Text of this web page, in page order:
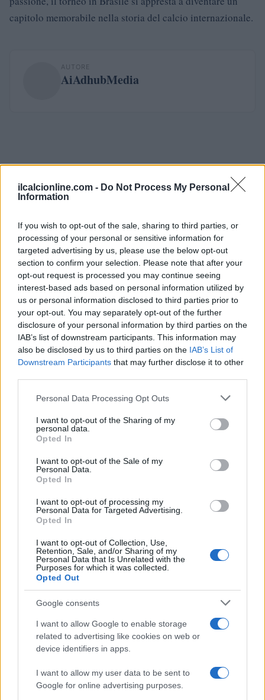
ilcalcionline.com - Do Not Process My Personal
Information
If you wish to opt-out of the sale, sharing to third parties, or
processing of your personal or sensitive information for
targeted advertising by us, please use the below opt-out
section to confirm your selection. Please note that after your
opt-out request is processed you may continue seeing
interest-based ads based on personal information utilized by
us or personal information disclosed to third parties prior to
your opt-out. You may separately opt-out of the further
disclosure of your personal information by third parties on the
IAB’s list of downstream participants. This information may
also be disclosed by us to third parties on the IAB’s List of
Downstream Participants that may further disclose it to other
Please note that this website/app uses one or more Google
not limited to your visit or usage behaviour. You may click to
grant or deny consent to Google and its third-party tags to
use your data for below specified purposes in below Google
consent section.
Personal Data Processing Opt Outs
I want to opt-out of the Sharing of my
personal data.
Opted In
I want to opt-out of the Sale of my
Personal Data.
Opted In
I want to opt-out of processing my
Personal Data for Targeted Advertising.
Opted In
I want to opt-out of Collection, Use,
Retention, Sale, and/or Sharing of my
Personal Data that Is Unrelated with the
Purposes for which it was collected.
Opted Out
Google consents
I want to allow Google to enable storage
related to advertising like cookies on web or
device identifiers in apps.
I want to allow my user data to be sent to
Google for online advertising purposes.
capitolo memorabile nella storia del calcio internazionale.
AUTORE
AiAdhubMedia
Continua a leggere
NEWS
CSI Bergamo: Tra Corsi, Eventi e Protezione dei Dati
Personali
Francesca Lombardi · 29 Lug 2026